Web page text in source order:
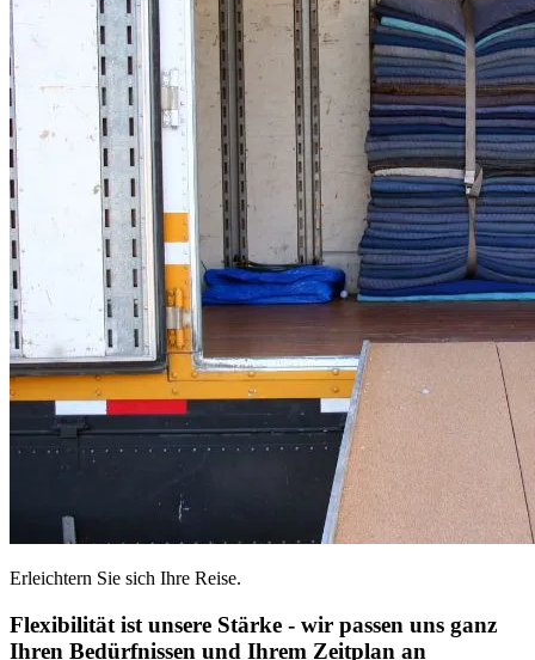
Erleichtern Sie sich Ihre Reise.
Flexibilität ist unsere Stärke - wir passen uns ganz
Ihren Bedürfnissen und Ihrem Zeitplan an